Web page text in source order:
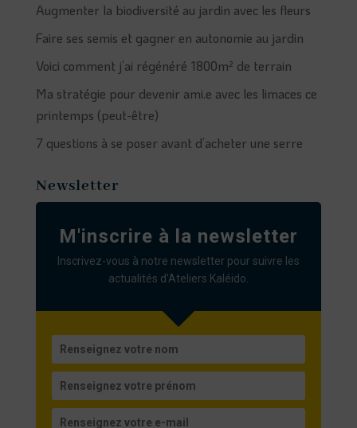
Augmenter la biodiversité au jardin avec les fleurs
Faire ses semis et gagner en autonomie au jardin
Voici comment j’ai régénéré 1800m² de terrain
Ma stratégie pour devenir ami.e avec les limaces ce
printemps (peut-être)
7 questions à se poser avant d’acheter une serre
Newsletter
M'inscrire à la newsletter
Inscrivez-vous à notre newsletter pour suivre les
actualités d'Ateliers Kaléido.